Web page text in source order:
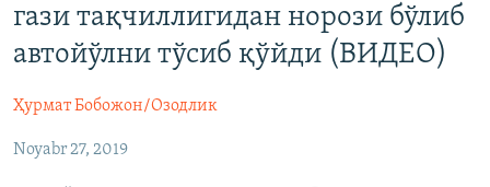
Қидиришга
ўтинг
На русском
ИЖТИМОИЙ ТАРМОҚЛАР
гази тақчиллигидан норози бўлиб
автойўлни тўсиб қўйди (ВИДЕО)
Ҳурмат Бобожон/Озодлик
Noyabr 27, 2019